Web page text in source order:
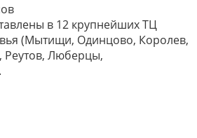
в 12 крупнейших ТЦ
(Мытищи, Одинцово, Королев,
Люберцы,